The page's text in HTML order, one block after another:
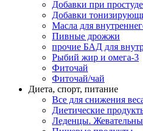
Добавки при простуде
Добавки
Масла для
Пивные дрожжи
прочие БАД для
Рыбий жир и омега-3
Фиточай
Фиточай/чай
Диета, спорт, питание
Все для снижения
Диетические
Леденцы.